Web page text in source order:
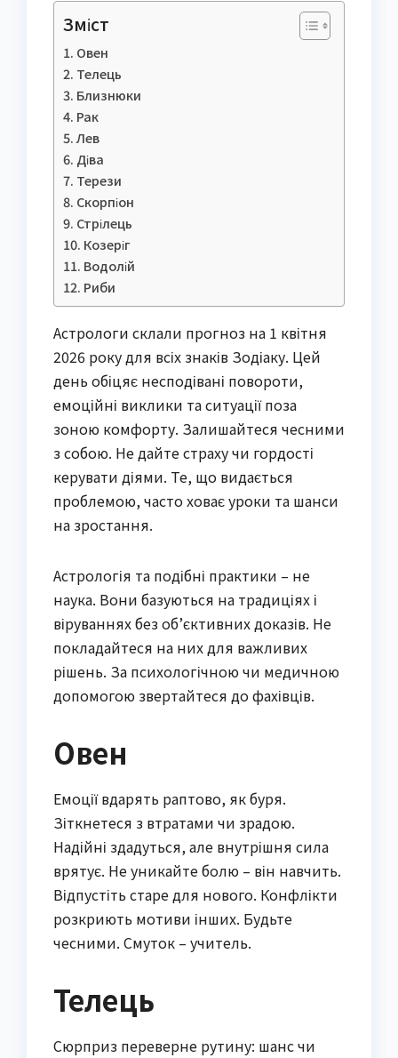
Зміст
Овен
Телець
Близнюки
Рак
Лев
Діва
Терези
Скорпіон
Стрілець
Козеріг
Водолій
Риби
Астрологи склали прогноз на 1 квітня
2026 року для всіх знаків Зодіаку. Цей
день обіцяє несподівані повороти,
емоційні виклики та ситуації поза
зоною комфорту. Залишайтеся чесними
з собою. Не дайте страху чи гордості
керувати діями. Те, що видається
проблемою, часто ховає уроки та шанси
на зростання.
Астрологія та подібні практики – не
наука. Вони базуються на традиціях і
віруваннях без об’єктивних доказів. Не
покладайтеся на них для важливих
рішень. За психологічною чи медичною
допомогою звертайтеся до фахівців.
Овен
Емоції вдарять раптово, як буря.
Зіткнетеся з втратами чи зрадою.
Надійні здадуться, але внутрішня сила
врятує. Не уникайте болю – він навчить.
Відпустіть старе для нового. Конфлікти
розкриють мотиви інших. Будьте
чесними. Смуток – учитель.
Телець
Сюрприз переверне рутину: шанс чи